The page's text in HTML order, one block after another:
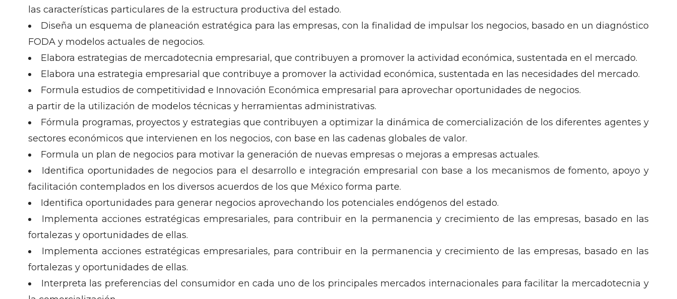
las características particulares de la estructura productiva del estado.
Diseña un esquema de planeación estratégica para las empresas, con la finalidad de impulsar los negocios, basado en un diagnóstico
FODA y modelos actuales de negocios.
Elabora estrategias de mercadotecnia empresarial, que contribuyen a promover la actividad económica, sustentada en el mercado.
Elabora una estrategia empresarial que contribuye a promover la actividad económica, sustentada en las necesidades del mercado.
Formula estudios de competitividad e Innovación Económica empresarial para aprovechar oportunidades de negocios.
a partir de la utilización de modelos técnicas y herramientas administrativas.
Fórmula programas, proyectos y estrategias que contribuyen a optimizar la dinámica de comercialización de los diferentes agentes y
sectores económicos que intervienen en los negocios, con base en las cadenas globales de valor.
Formula un plan de negocios para motivar la generación de nuevas empresas o mejoras a empresas actuales.
Identifica oportunidades de negocios para el desarrollo e integración empresarial con base a los mecanismos de fomento, apoyo y
facilitación contemplados en los diversos acuerdos de los que México forma parte.
Identifica oportunidades para generar negocios aprovechando los potenciales endógenos del estado.
Implementa acciones estratégicas empresariales, para contribuir en la permanencia y crecimiento de las empresas, basado en las
fortalezas y oportunidades de ellas.
Implementa acciones estratégicas empresariales, para contribuir en la permanencia y crecimiento de las empresas, basado en las
fortalezas y oportunidades de ellas.
Interpreta las preferencias del consumidor en cada uno de los principales mercados internacionales para facilitar la mercadotecnia y